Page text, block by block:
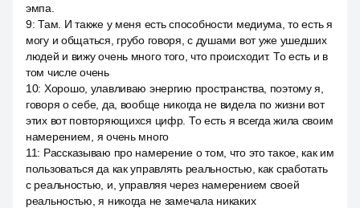
эмпа.
9:Там. И также у меня есть способности медиума, то есть я
могу и общаться, грубо говоря, с душами вот уже ушедших
людей и вижу очень много того, что происходит. То есть и в
том числе очень
10: Хорошо, улавливаю энергию пространства, поэтому я,
говоря о себе, да, вообще никогда не видела по жизни вот
этих вот повторяющихся цифр. То есть я всегда жила своим
намерением, я очень много
11: Рассказываю про намерение о том, что это такое, как им
пользоваться да как управлять реальностью, как сработать
с реальностью, и, управляя через намерением своей
реальностью, я никогда не замечала никаких